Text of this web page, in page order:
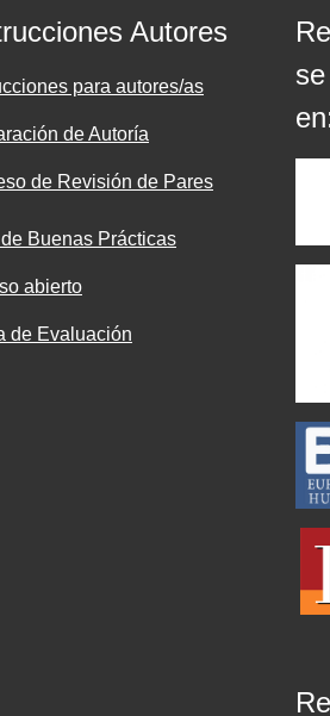
Autores
para autores/as
de Autoría
de Revisión de Pares
Buenas Prácticas
abierto
de Evaluación